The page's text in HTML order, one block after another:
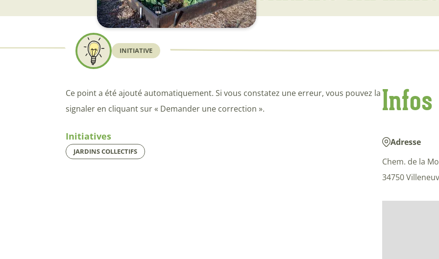
INITIATIVE
Ce point a été ajouté automatiquement. Si vous constatez une erreur, vous pouvez la
signaler en cliquant sur « Demander une correction ».
Initiatives
JARDINS COLLECTIFS
Adresse
Chem. de la
34750